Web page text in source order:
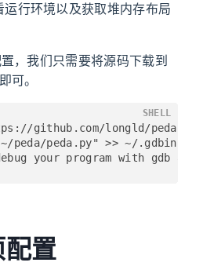
行环境以及获取堆内存布局
，我们只需要将源码下载到
可。
github.com/longld/peda.git
peda/peda.py" >> ~/.gdbinit
your program with gdb
SHELL
置